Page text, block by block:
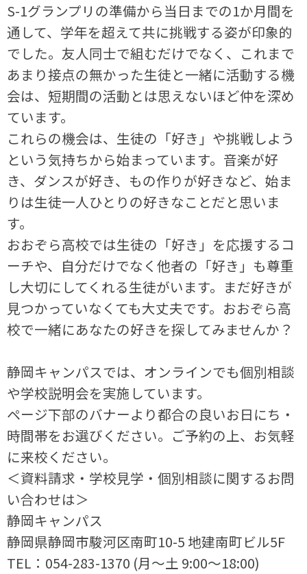
S-1グランプリの準備から当日までの1か月間を
通して、学年を超えて共に挑戦する姿が印象的
でした。友人同士で組むだけでなく、これまで
あまり接点の無かった生徒と一緒に活動する機
会は、短期間の活動とは思えないほど仲を深め
ています。
これらの機会は、生徒の「好き」や挑戦しよう
という気持ちから始まっています。音楽が好
き、ダンスが好き、もの作りが好きなど、始ま
りは生徒一人ひとりの好きなことだと思いま
す。
おおぞら高校では生徒の「好き」を応援するコ
ーチや、自分だけでなく他者の「好き」も尊重
し大切にしてくれる生徒がいます。まだ好きが
見つかっていなくても大丈夫です。おおぞら高
校で一緒にあなたの好きを探してみませんか？
静岡キャンパスでは、オンラインでも個別相談
や学校説明会を実施しています。
ページ下部のバナーより都合の良いお日にち・
時間帯をお選びください。ご予約の上、お気軽
に来校ください。
＜資料請求・学校見学・個別相談に関するお問
い合わせは＞
静岡キャンパス
静岡県静岡市駿河区南町10-5 地建南町ビル5F
TEL：054-283-1370 (月～土 9:00～18:00)